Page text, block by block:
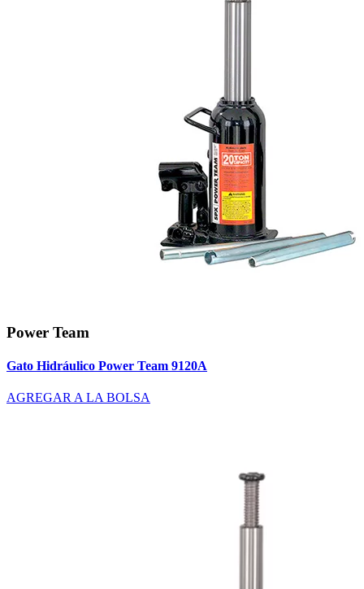
Power Team
Gato Hidráulico Power Team 9120A
AGREGAR A LA BOLSA